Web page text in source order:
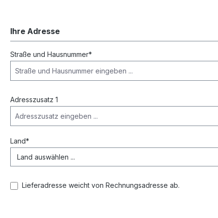
Ihre Adresse
Straße und Hausnummer*
Adresszusatz 1
Land*
Lieferadresse weicht von Rechnungsadresse ab.